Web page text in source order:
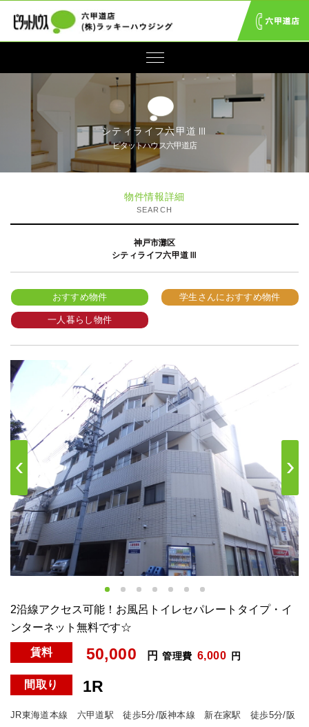
シティライフ六甲道Ⅲ
ピタットハウス六甲道店
物件情報詳細
SEARCH
神戸市灘区
シティライフ六甲道Ⅲ
おすすめ物件 学生さんにおすすめ物件
一人暮らし物件
Next
2沿線アクセス可能！お風呂トイレセパレートタイプ・イ
ンターネット無料です☆
賃料 50,000 円 管理費 6,000 円
間取り 1R
JR東海道本線 六甲道駅 徒歩5分/阪神本線 新在家駅 徒歩5分/阪